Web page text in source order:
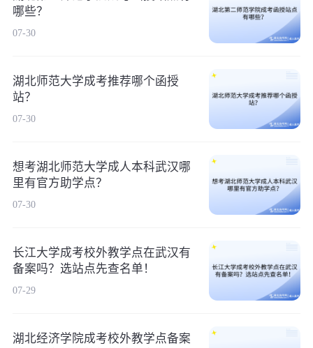
哪些？
07-30
湖北师范大学成考推荐哪个函授
站？
07-30
想考湖北师范大学成人本科武汉哪
里有官方助学点？
07-30
长江大学成考校外教学点在武汉有
备案吗？选站点先查名单！
07-29
湖北经济学院成考校外教学点备案